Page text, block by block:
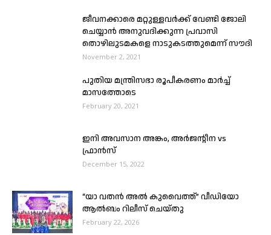
ജീവനക്കാരെ മറ്റുള്ളവർക്ക് വേണ്ടി ജോലി
ചെയ്യാൻ അനുവദിക്കുന്ന പ്രവാസി
തൊഴിലുടമകളെ നാടുകടത്തുമെന്ന് സൗദി
November 2, 2021
പുതിയ മന്ത്രിസഭാ രൂപീകരണം മാർച്ച്
മാസത്തോടെ
February 20, 2021
ഇനി അവസാന അങ്കം, അർജന്റീന vs
ഫ്രാൻസ്
December 15, 2022
“യാ വതൻ അൽ കുവൈത്ത്” വീഡിയോ
ആൽബം റിലീസ് ചെയ്തു
February 22, 2026